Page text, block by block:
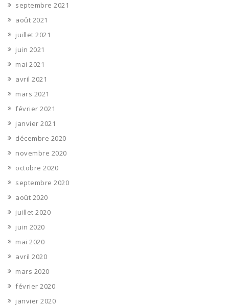
septembre 2021
août 2021
juillet 2021
juin 2021
mai 2021
avril 2021
mars 2021
février 2021
janvier 2021
décembre 2020
novembre 2020
octobre 2020
septembre 2020
août 2020
juillet 2020
juin 2020
mai 2020
avril 2020
mars 2020
février 2020
janvier 2020